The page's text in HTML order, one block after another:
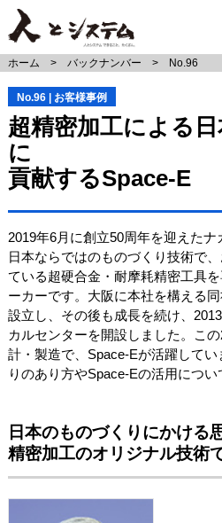
ホーム バックナンバー No.96
No.96 | お客様事例
超精密加工による
に
貢献するSpace-E
2019年6月に創立50周年を迎えたナ
日本ならではのものづくり技術で
ている超硬合金・耐摩耗精密工具
ーカーです。大阪に本社を構える
設立し、その後も成長を続け、
カルセンターを開設しました。こ
計・製造で、Space-Eが活躍してい
りのあり方やSpace-Eの活用につい
日本のものづくりにかける
精密加工のオリジナル技術